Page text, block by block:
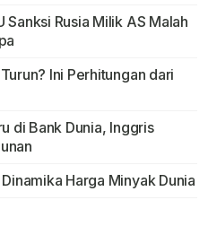
Sanksi Rusia Milik AS Malah
Ini Perhitungan dari
di Bank Dunia, Inggris
Harga Minyak Dunia